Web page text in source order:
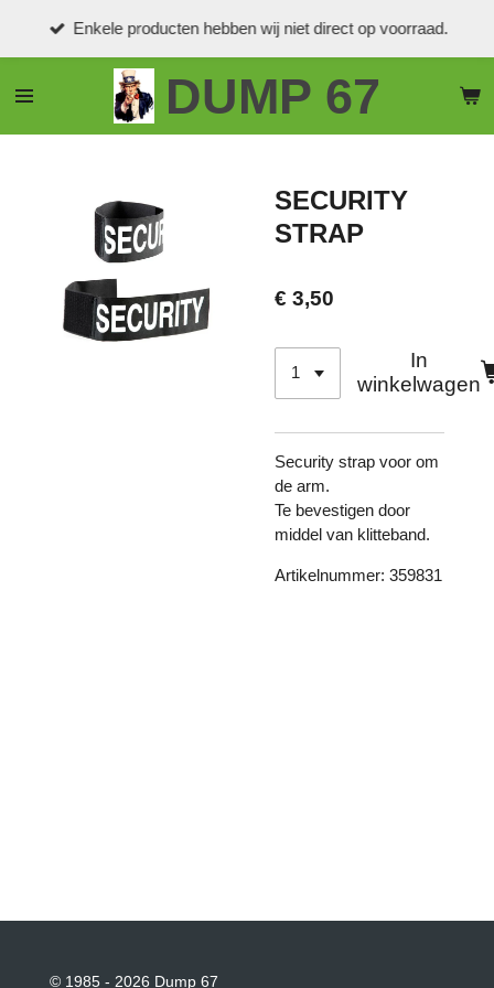
de
DUMP 67
Enkele producten hebben wij niet direct op voorraad.
SECURITY
STRAP
€ 3,50
In
winkelwagen
Security strap voor om
de arm.
Te bevestigen door
middel van klitteband.
Artikelnummer: 359831
© 1985 - 2026 Dump 67